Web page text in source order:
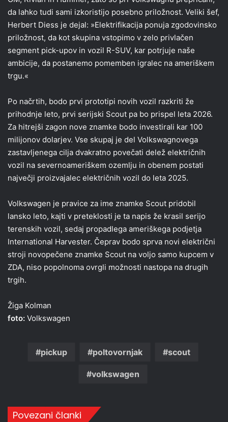
da lahko tudi sami izkoristijo posebno priložnost. Veliki šef,
Herbert Diess je dejal: »Elektrifikacija ponuja zgodovinsko
priložnost, da kot skupina vstopimo v zelo privlačen
segment pick-upov in vozil R-SUV, kar potrjuje naše
ambicije, da postanemo pomemben igralec na ameriškem
trgu.«
Po načrtih, bodo prvi prototipi novih vozil razkriti že
prihodnje leto, prvi serijski Scout pa bo prispel leta 2026.
Za hitrejši zagon nove znamke bodo investirali kar 100
milijonov dolarjev. Vse skupaj je del Volkswagnovega
zastavljenega cilja dvakratno povečati delež električnih
vozil na severnoameriškem ozemlju in obenem postati
največji proizvajalec električnih vozil do leta 2025.
Volkswagen je pravice za ime znamke Scout pridobil
lansko leto, kajti v preteklosti je ta napis že krasil serijo
terenskih vozil, sedaj propadlega ameriškega podjetja
International Harvester. Čeprav bodo sprva novi električni
stroji novopečene znamke Scout na voljo samo kupcem v
ZDA, niso popolnoma ovrgli možnosti nastopa na drugih
trgih.
Žiga Kolman
foto: Volkswagen
pickup poltovornjak scout
volkswagen
Povezani članki